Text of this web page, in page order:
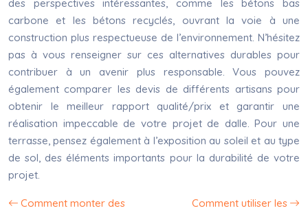
des perspectives intéressantes, comme les bétons bas
carbone et les bétons recyclés, ouvrant la voie à une
construction plus respectueuse de l’environnement. N’hésitez
pas à vous renseigner sur ces alternatives durables pour
contribuer à un avenir plus responsable. Vous pouvez
également comparer les devis de différents artisans pour
obtenir le meilleur rapport qualité/prix et garantir une
réalisation impeccable de votre projet de dalle. Pour une
terrasse, pensez également à l’exposition au soleil et au type
de sol, des éléments importants pour la durabilité de votre
projet.
Comment monter des
Comment utiliser les